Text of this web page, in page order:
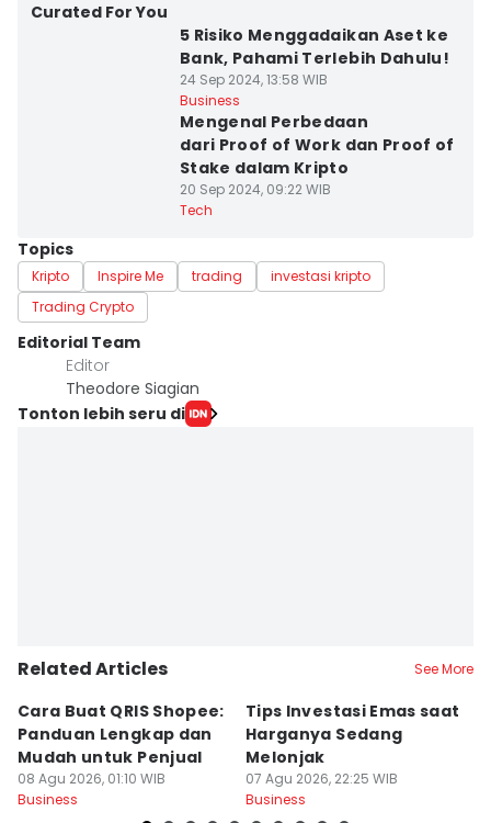
Curated For You
5 Risiko Menggadaikan Aset ke
Bank, Pahami Terlebih Dahulu!
24 Sep 2024, 13:58 WIB
Business
Mengenal Perbedaan
dari Proof of Work dan Proof of
Stake dalam Kripto
20 Sep 2024, 09:22 WIB
Tech
Topics
Kripto Inspire Me trading
investasi kripto
Trading Crypto
Editorial Team
Editor
Theodore Siagian
Tonton lebih seru di
Related Articles See More
Cara Buat QRIS Shopee:
Panduan Lengkap dan
Mudah untuk Penjual
08 Agu 2026, 01:10 WIB
Business
Tips Investasi Emas saat
Harganya Sedang
Melonjak
07 Agu 2026, 22:25 WIB
Business